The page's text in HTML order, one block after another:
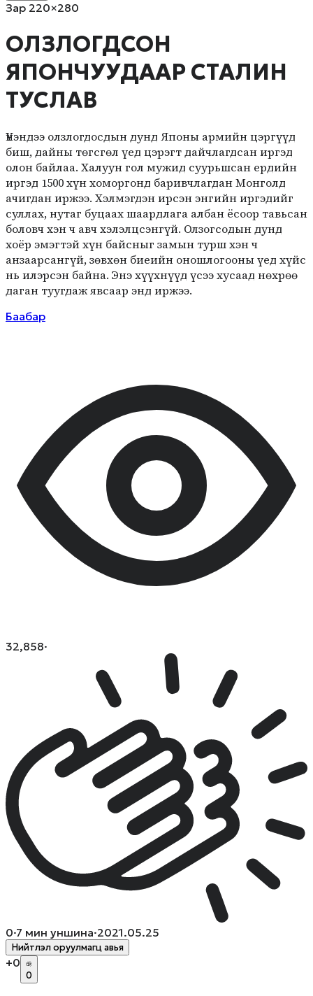
Зар 220×280
ОЛЗЛОГДСОН
ЯПОНЧУУДААР СТАЛИН
ТУСЛАВ
Үнэндээ олзлогдосдын дунд Японы армийн цэргүүд
биш, дайны төгсгөл үед цэрэгт дайчлагдсан иргэд
олон байлаа. Халуун гол мужид суурьшсан ердийн
иргэд 1500 хүн хоморгонд баривчлагдан Монголд
ачигдан иржээ. Хэлмэгдэн ирсэн энгийн иргэдийг
суллах, нутаг буцаах шаардлага албан ёсоор тавьсан
боловч хэн ч авч хэлэлцсэнгүй. Олзогсодын дунд
хоёр эмэгтэй хүн байсныг замын турш хэн ч
анзаарсангүй, зөвхөн биеийн оношлогооны үед хүйс
нь илэрсэн байна. Энэ хүүхнүүд үсээ хусаад нөхрөө
даган туугдаж явсаар энд иржээ.
Баабар
32,858·
0·7 мин уншина·2021.05.25
Нийтлэл оруулмагц авья
+0
0